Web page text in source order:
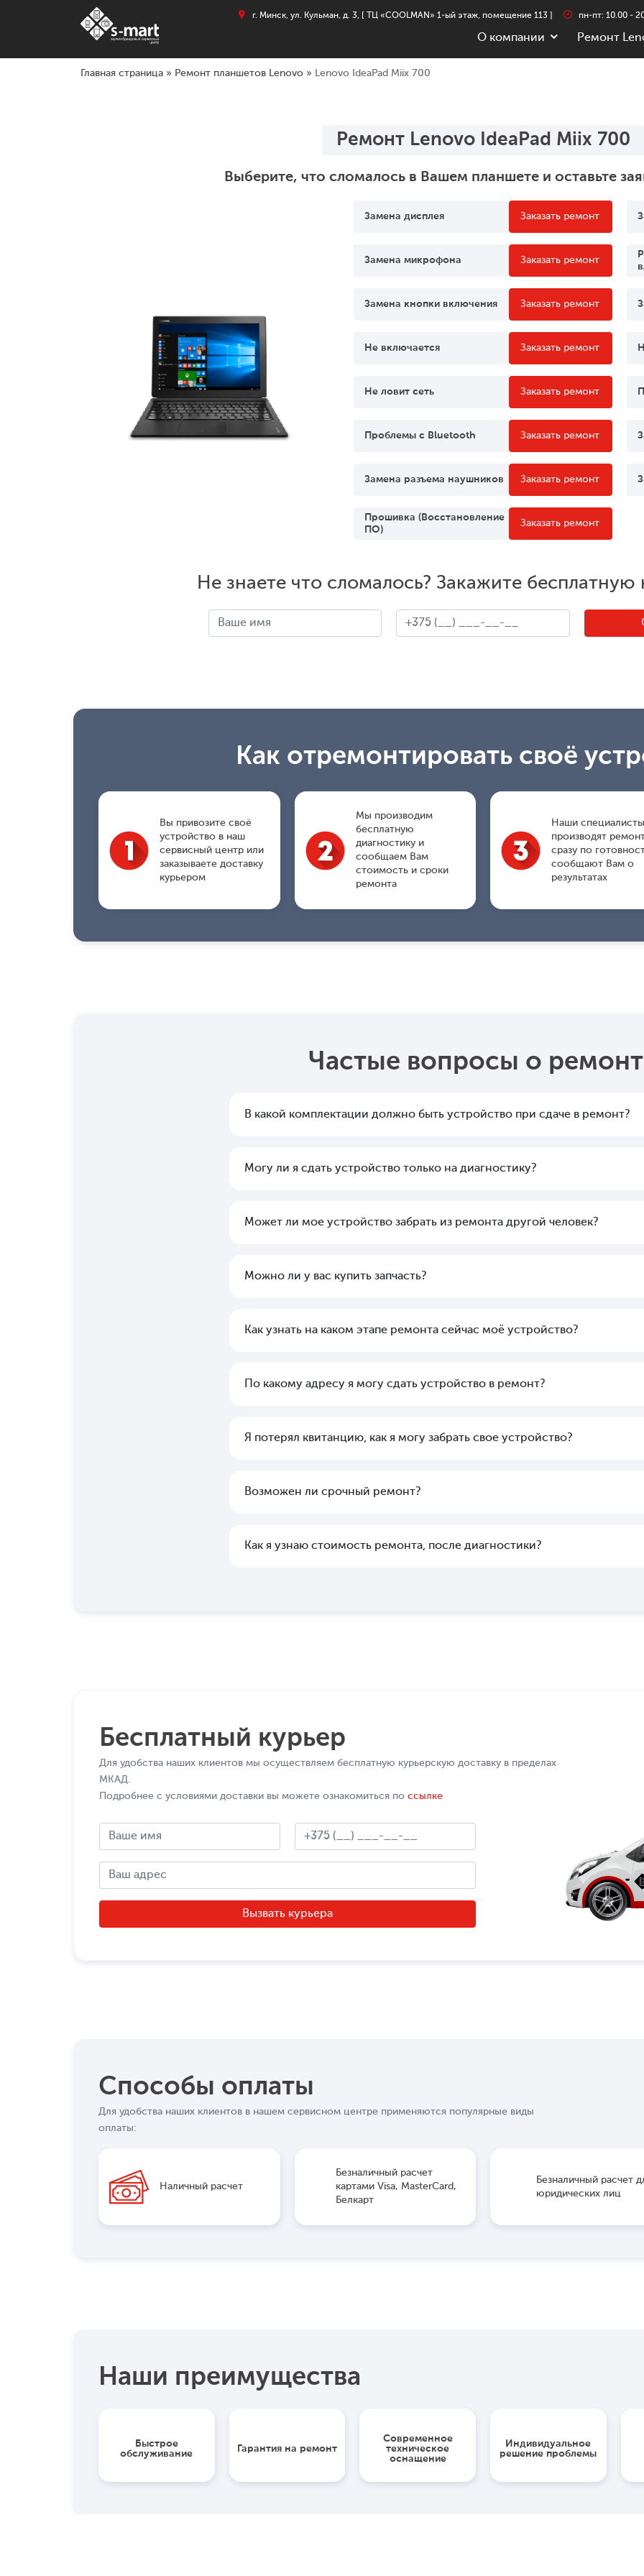
г. Минск, ул. Кульман, д. 3, [ ТЦ «COOLMAN» 1-ый этаж, помещение 113 ] пн-пт: 10.00 -
О компании Ремонт
Главная страница » Ремонт планшетов Lenovo » Lenovo IdeaPad Miix 700
Ремонт Lenovo IdeaPad Miix 700
Выберите, что сломалось в Вашем планшете и оставьте
Замена дисплея Заказать ремонт
Замена микрофона Заказать ремонт
Замена кнопки включения Заказать ремонт
Не включается Заказать ремонт
Не ловит сеть Заказать ремонт
Проблемы c Bluetooth Заказать ремонт
Замена разъема наушников Заказать ремонт
Прошивка (Восстановление
ПО)
Заказать ремонт
Не знаете что сломалось? Закажите бесплатную
Как отремонтировать своё
Вы привозите своё
устройство в наш
сервисный центр или
заказываете доставку
курьером
Мы производим
бесплатную
диагностику и
сообщаем Вам
стоимость и сроки
ремонта
Наши специалисты
производят
сразу по
сообщают Вам о
результатах
Частые вопросы о
В какой комплектации должно быть устройство при сдаче в ремонт?
Могу ли я сдать устройство только на диагностику?
Может ли мое устройство забрать из ремонта другой человек?
Можно ли у вас купить запчасть?
Как узнать на каком этапе ремонта сейчас моё устройство?
По какому адресу я могу сдать устройство в ремонт?
Я потерял квитанцию, как я могу забрать свое устройство?
Возможен ли срочный ремонт?
Как я узнаю стоимость ремонта, после диагностики?
Бесплатный курьер
Для удобства наших клиентов мы осуществляем бесплатную курьерскую доставку в пределах
МКАД.
Подробнее с условиями доставки вы можете ознакомиться по ссылке
Способы оплаты
Для удобства наших клиентов в нашем сервисном центре применяются популярные виды
оплаты:
Наличный расчет
Безналичный расчет
картами Visa, MasterCard,
Белкарт
Безналичный расчет
юридических лиц
Наши преимущества
Быстрое
обслуживание
Гарантия на ремонт
Современное
техническое
оснащение
Индивидуальное
решение проблемы